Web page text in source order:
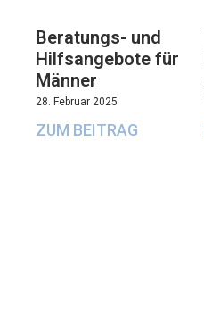
Beratungs- und
Hilfsangebote für
Männer
28. Februar 2025
ZUM BEITRAG